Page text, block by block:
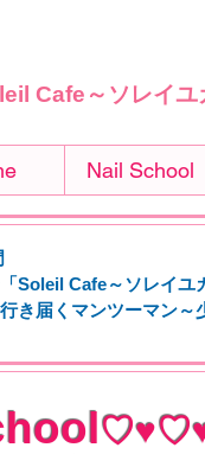
Cafe～ソレイユ
Nail School
Soleil Cafe～ソレイユ
行き届くマンツーマン